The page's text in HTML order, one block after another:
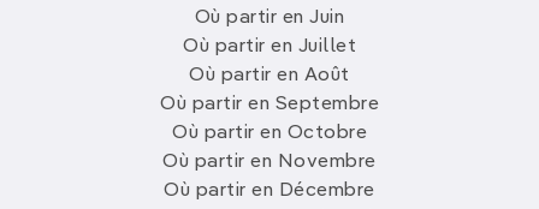
Où partir en Juin
Où partir en Juillet
Où partir en Août
Où partir en Septembre
Où partir en Octobre
Où partir en Novembre
Où partir en Décembre